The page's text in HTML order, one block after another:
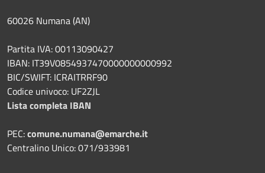
60026 Numana (AN)
Partita IVA: 00113090427
IBAN: IT39V0854937470000000000992
BIC/SWIFT: ICRAITRRF90
Codice univoco: UF2ZJL
Lista completa IBAN
PEC:comune.numana@emarche.it
Centralino Unico: 071/933981